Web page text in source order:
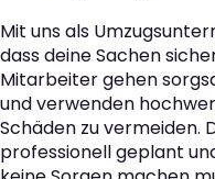
Mit uns als
dass deine Sachen
Mitarbeiter gehen
und verwenden
Schäden zu vermeiden.
professionell geplant